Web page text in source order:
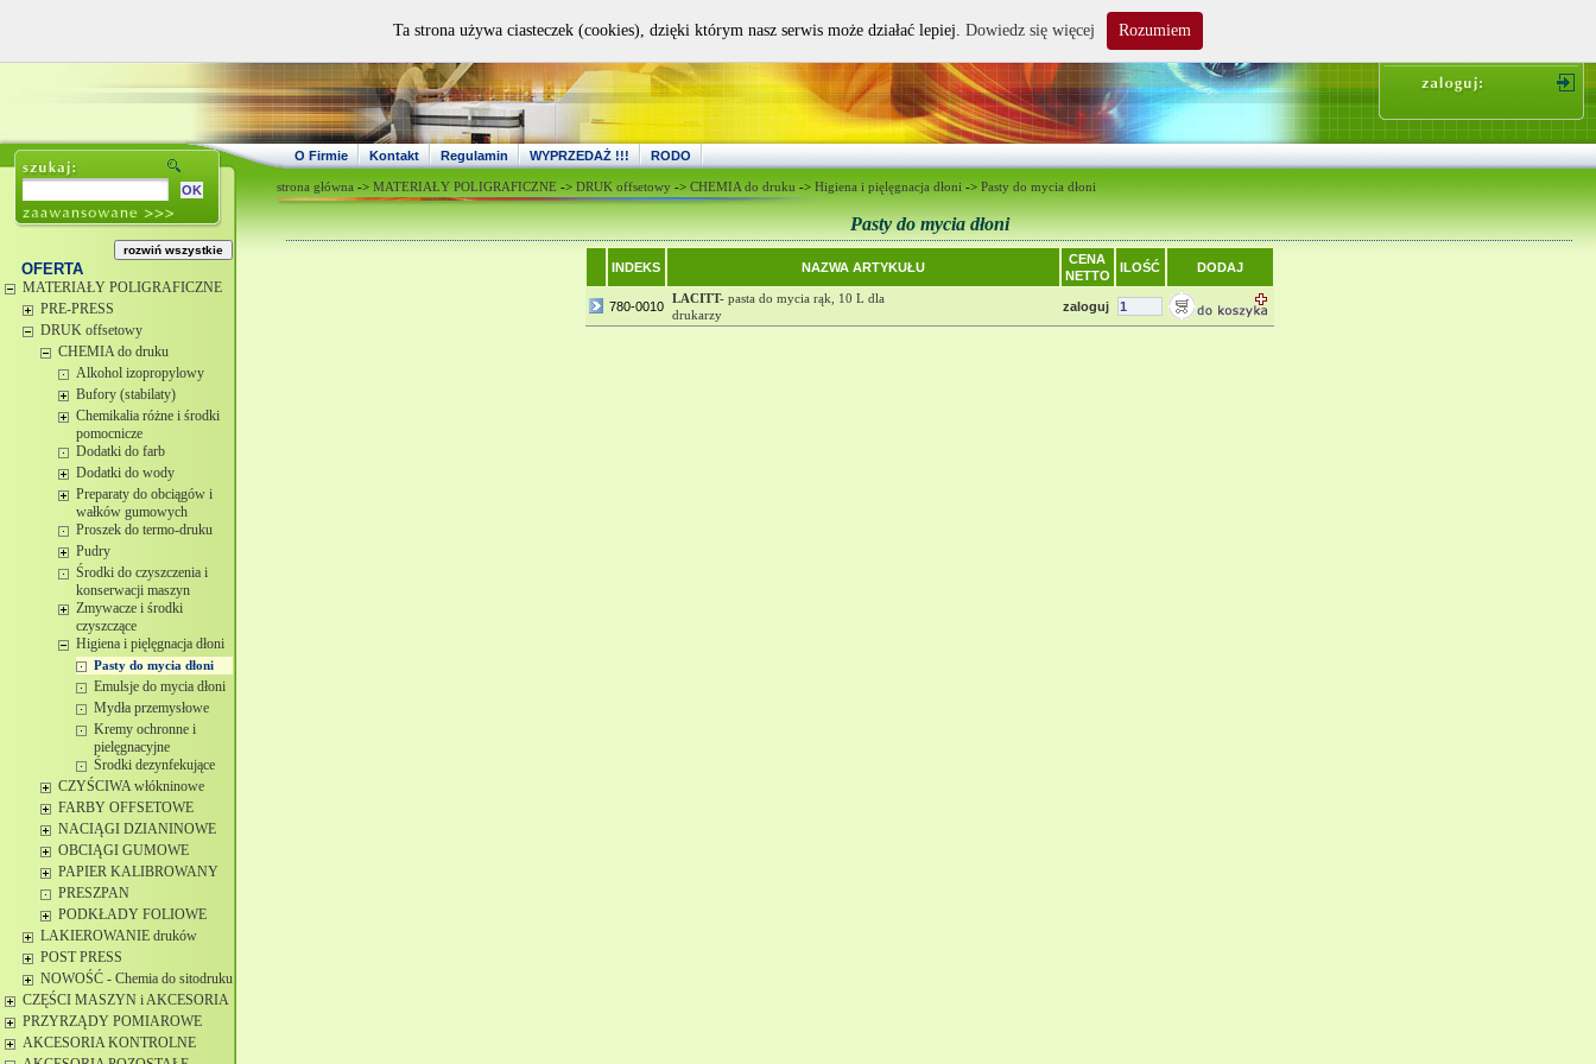
O Firmie Kontakt Regulamin WYPRZEDAŻ !!! RODO
OFERTA
MATERIAŁY POLIGRAFICZNE
PRE-PRESS
DRUK offsetowy
CHEMIA do druku
Alkohol izopropylowy
Bufory (stabilaty)
Chemikalia różne i środki
pomocnicze
Dodatki do farb
Dodatki do wody
Preparaty do obciągów i
wałków gumowych
Proszek do termo-druku
Pudry
Środki do czyszczenia i
konserwacji maszyn
Zmywacze i środki
czyszczące
Higiena i pięlęgnacja dłoni
Pasty do mycia dłoni
Emulsje do mycia dłoni
Mydła przemysłowe
Kremy ochronne i
pielęgnacyjne
Środki dezynfekujące
CZYŚCIWA włókninowe
FARBY OFFSETOWE
NACIĄGI DZIANINOWE
OBCIĄGI GUMOWE
PAPIER KALIBROWANY
PRESZPAN
PODKŁADY FOLIOWE
LAKIEROWANIE druków
POST PRESS
NOWOŚĆ - Chemia do sitodruku
CZĘŚCI MASZYN i AKCESORIA
PRZYRZĄDY POMIAROWE
AKCESORIA KONTROLNE
strona główna -> MATERIAŁY POLIGRAFICZNE -> DRUK offsetowy -> CHEMIA do druku -> Higiena i pięlęgnacja dłoni -> Pasty do mycia dłoni
Pasty do mycia dłoni
INDEKS NAZWA ARTYKUŁU
CENA
NETTO
ILOŚĆ DODAJ
780-0010
LACITT-pasta do mycia rąk, 10 L dla
drukarzy
zaloguj
Ta strona używa ciasteczek (cookies), dzięki którym nasz serwis może działać lepiej. Dowiedz się więcej Rozumiem